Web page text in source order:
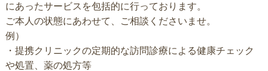
にあったサービスを包括的に行っております。
ご本人の状態にあわせて、ご相談くださいませ。
例）
・提携クリニックの定期的な訪問診療による健康チェック
や処置、薬の処方等